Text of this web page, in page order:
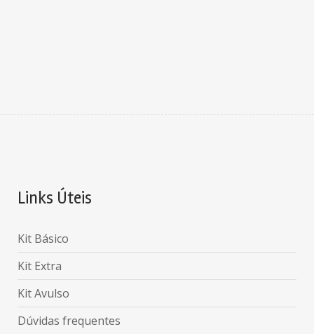
Links Úteis
Kit Básico
Kit Extra
Kit Avulso
Dúvidas frequentes